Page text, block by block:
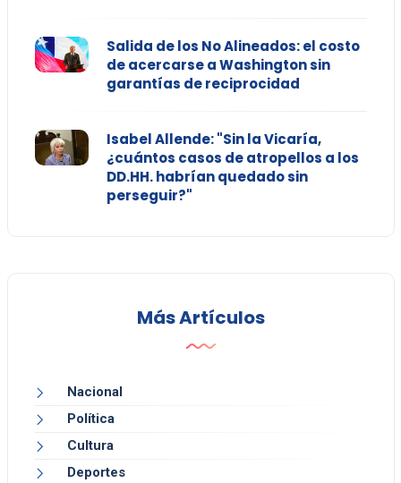
Salida de los No Alineados: el costo
de acercarse a Washington sin
garantías de reciprocidad
Isabel Allende: "Sin la Vicaría,
¿cuántos casos de atropellos a los
DD.HH. habrían quedado sin
perseguir?"
Más Artículos
Nacional
Política
Cultura
Deportes